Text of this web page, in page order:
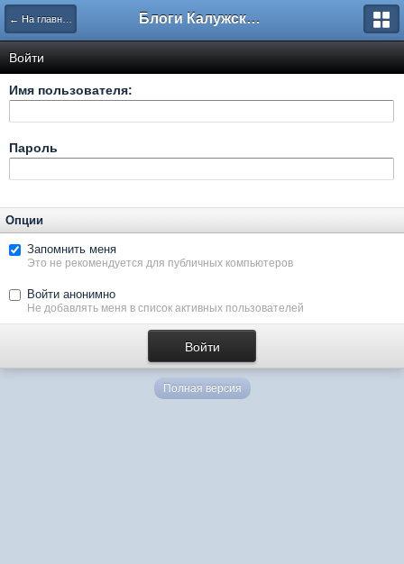
← На главную Блоги Калужского перекрестка
Войти
Имя пользователя:
Пароль
Опции
Запомнить меня
Это не рекомендуется для публичных компьютеров
Войти анонимно
Не добавлять меня в список активных пользователей
Полная версия